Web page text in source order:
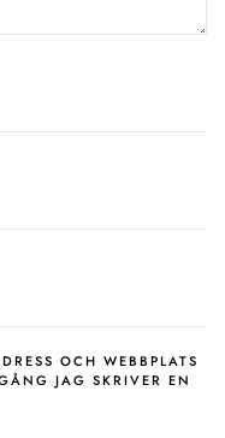
OCH WEBBPLATS
JAG SKRIVER EN